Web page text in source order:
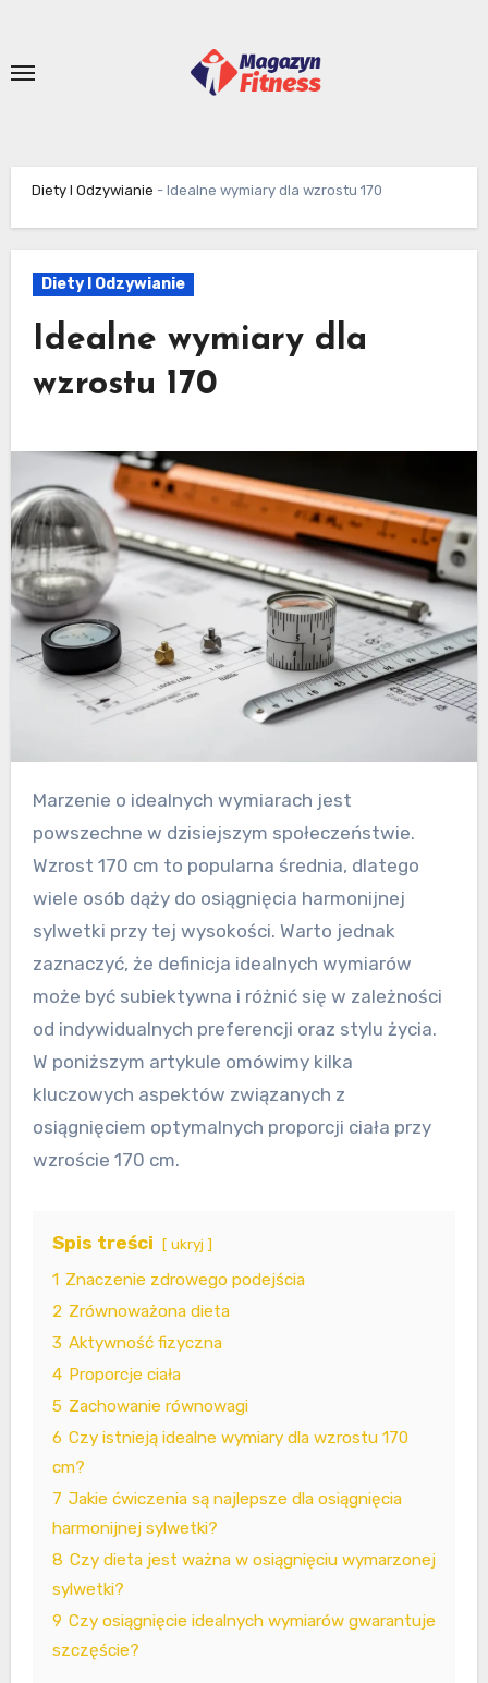
content
Diety I Odzywianie -Idealne wymiary dla wzrostu 170
Diety I Odzywianie
Idealne wymiary dla
wzrostu 170
Marzenie o idealnych wymiarach jest
powszechne w dzisiejszym społeczeństwie.
Wzrost 170 cm to popularna średnia, dlatego
wiele osób dąży do osiągnięcia harmonijnej
sylwetki przy tej wysokości. Warto jednak
zaznaczyć, że definicja idealnych wymiarów
może być subiektywna i różnić się w zależności
od indywidualnych preferencji oraz stylu życia.
W poniższym artykule omówimy kilka
kluczowych aspektów związanych z
osiągnięciem optymalnych proporcji ciała przy
wzroście 170 cm.
Spis treści ukryj
1 Znaczenie zdrowego podejścia
2 Zrównoważona dieta
3 Aktywność fizyczna
4 Proporcje ciała
5 Zachowanie równowagi
6 Czy istnieją idealne wymiary dla wzrostu 170
cm?
7 Jakie ćwiczenia są najlepsze dla osiągnięcia
harmonijnej sylwetki?
8 Czy dieta jest ważna w osiągnięciu wymarzonej
sylwetki?
9 Czy osiągnięcie idealnych wymiarów gwarantuje
szczęście?